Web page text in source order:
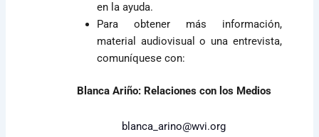
en la ayuda.
Para obtener más información,
material audiovisual o una entrevista,
comuníquese con:
Blanca Ariño: Relaciones con los Medios
blanca_arino@wvi.org